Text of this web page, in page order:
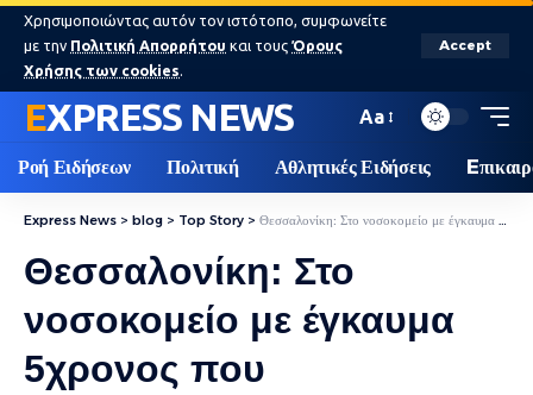
Χρησιμοποιώντας αυτόν τον ιστότοπο, συμφωνείτε
με την Πολιτική Απορρήτου και τους Όρους
Χρήσης των cookies.
Accept
EXPRESS NEWS Aa
Ροή Ειδήσεων Πολιτική Αθλητικές Ειδήσεις
Express News > blog > Top Story > Θεσσαλονίκη: Στο νοσοκομείο με έγκαυμα 5χρονος που τραυματίστηκε κατά τη διάρκεια παιχνιδιού
Θεσσαλονίκη: Στο
νοσοκομείο με έγκαυμα
5χρονος που